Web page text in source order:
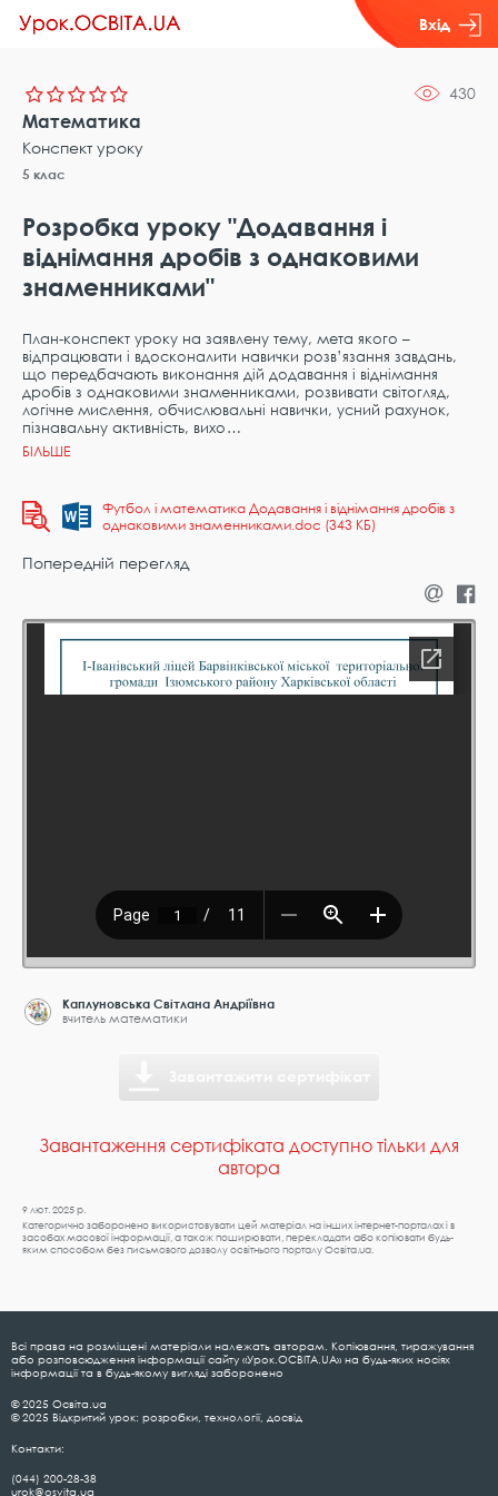
Вхід
430
Математика
Конспект уроку
5 клас
Розробка уроку "Додавання і
віднімання дробів з однаковими
знаменниками"
План-конспект уроку на заявлену тему, мета якого –
відпрацювати і вдосконалити навички розв’язання завдань,
що передбачають виконання дій додавання і віднімання
дробів з однаковими знаменниками, розвивати світогляд,
логічне мислення, обчислювальні навички, усний рахунок,
пізнавальну активність, вихо
Футбол і математика Додавання і віднімання дробів з
однаковими знаменниками.doc (343 КБ)
Попередній перегляд
Каплуновська Світлана Андріївна
вчитель математики
Завантаження сертифіката доступно тільки для
автора
9 лют. 2025 р.
Категорично заборонено використовувати цей матеріал на інших інтернет-порталах і в
засобах масової інформації, а також поширювати, перекладати або копіювати будь-
яким способом без письмового дозволу освітнього порталу Освіта.ua.
Всі права на розміщені матеріали належать авторам. Копіювання, тиражування
або розповсюдження інформації сайту «Урок.ОСВІТА.UA» на будь-яких носіях
інформації та в будь-якому вигляді заборонено
© 2025 Освіта.ua
© 2025 Відкритий урок: розробки, технології, досвід
Контакти:
(044) 200-28-38
urok@osvita.ua